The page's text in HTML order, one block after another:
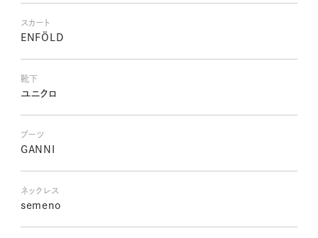
スカート
ENFÖLD
靴下
ユニクロ
ブーツ
GANNI
ネックレス
semeno